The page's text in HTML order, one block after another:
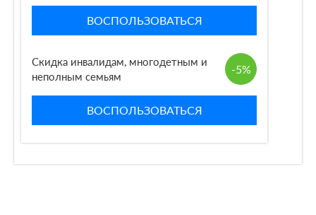
ВОСПОЛЬЗОВАТЬСЯ
Скидка инвалидам, многодетным и
неполным семьям
ВОСПОЛЬЗОВАТЬСЯ
-5%